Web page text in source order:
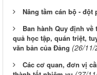
Nâng tầm cán bộ - đột
Ban hành Quy định
quả học tập, quán triệt,
văn bản của Đảng (26/11/
Các cơ quan, đơn vị